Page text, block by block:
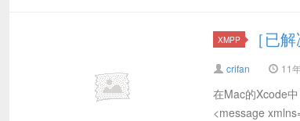
XMPP ［已
crifan 11
在Mac的Xcode
<message